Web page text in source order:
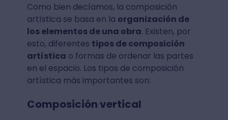
Como bien decíamos, la composición
artística se basa en la organización de
los elementos de una obra. Existen, por
esto, diferentes tipos de composición
artística o formas de ordenar las partes
en el espacio. Los tipos de composición
artística más importantes son:
Composición vertical